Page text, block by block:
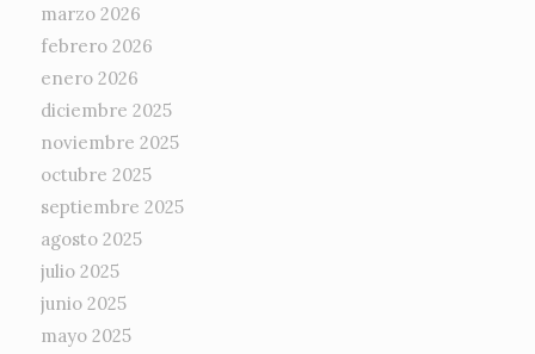
marzo 2026
febrero 2026
enero 2026
diciembre 2025
noviembre 2025
octubre 2025
septiembre 2025
agosto 2025
julio 2025
junio 2025
mayo 2025